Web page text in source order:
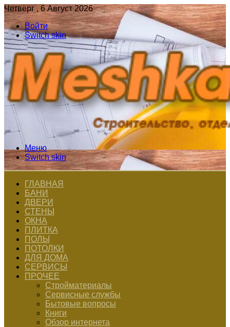
Четверг , 6 Август 2026
Войти
Switch skin
Меню
Switch skin
ГЛАВНАЯ
БАНИ
ДВЕРИ
СТЕНЫ
ОКНА
ПЛИТКА
ПОЛЫ
ПОТОЛКИ
ДЛЯ ДОМА
СЕРВИСЫ
ПРОЧЕЕ
Стройматериалы
Сервисные службы
Бытовые вопросы
Книги
Обзор интернета